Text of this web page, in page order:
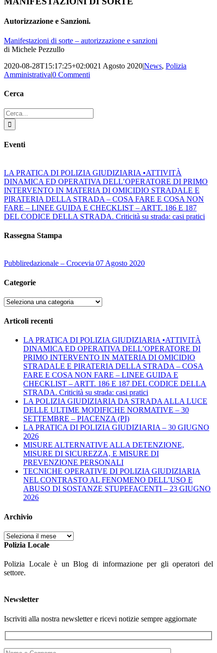
Autorizzazione e Sanzioni.
Manifestazioni di sorte – autorizzazione e sanzioni
di Michele Pezzullo
2020-08-28T15:17:25+02:0021 Agosto 2020|News, Polizia
Amministrativa|0 Commenti
Cerca
Cerca
per:
Eventi
LA PRATICA DI POLIZIA GIUDIZIARIA •ATTIVITÀ
DINAMICA ED OPERATIVA DELL’OPERATORE DI PRIMO
INTERVENTO IN MATERIA DI OMICIDIO STRADALE E
PIRATERIA DELLA STRADA – COSA FARE E COSA NON
FARE – LINEE GUIDA E CHECKLIST – ARTT. 186 E 187
DEL CODICE DELLA STRADA. Criticità su strada: casi pratici
Rassegna Stampa
Pubbliredazionale – Crocevia 07 Agosto 2020
Categorie
Categorie
Articoli recenti
LA PRATICA DI POLIZIA GIUDIZIARIA •ATTIVITÀ
DINAMICA ED OPERATIVA DELL’OPERATORE DI
PRIMO INTERVENTO IN MATERIA DI OMICIDIO
STRADALE E PIRATERIA DELLA STRADA – COSA
FARE E COSA NON FARE – LINEE GUIDA E
CHECKLIST – ARTT. 186 E 187 DEL CODICE DELLA
STRADA. Criticità su strada: casi pratici
LA POLIZIA GIUDIZIARIA DA STRADA ALLA LUCE
DELLE ULTIME MODIFICHE NORMATIVE – 30
SETTEMBRE – PIACENZA (PI)
LA PRATICA DI POLIZIA GIUDIZIARIA – 30 GIUGNO
2026
MISURE ALTERNATIVE ALLA DETENZIONE,
MISURE DI SICUREZZA, E MISURE DI
PREVENZIONE PERSONALI
TECNICHE OPERATIVE DI POLIZIA GIUDIZIARIA
NEL CONTRASTO AL FENOMENO DELL’USO E
ABUSO DI SOSTANZE STUPEFACENTI – 23 GIUGNO
2026
Archivio
Archivio
Polizia Locale
Polizia Locale è un Blog di informazione per gli operatori del
settore.
Newsletter
Iscriviti alla nostra newsletter e ricevi notizie sempre aggiornate